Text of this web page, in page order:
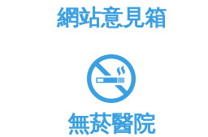
網站意見箱
無菸醫院